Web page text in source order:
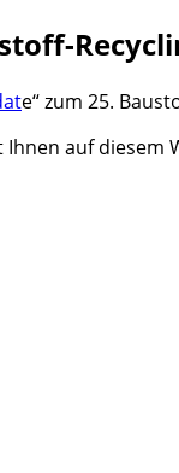
e“ zum 25.
auf diesem